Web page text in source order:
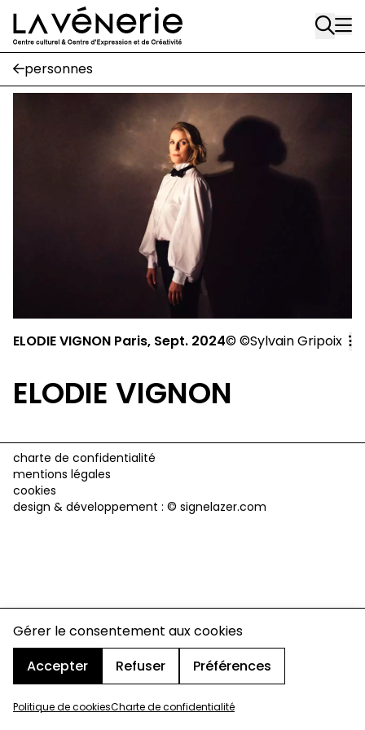
Gérer le consentement aux cookies
Accepter
Refuser Préférences
Politique de cookiesCharte de confidentialité
Aller au contenu principal
Rue Gratès, 3
1170 Watermael-Boitsfort
02 663 85 50
1170 Watermael-Boitsfort
- version papier
A
personnes
ELODIE VIGNON Paris, Sept. 2024©©Sylvain Gripoix
ELODIE VIGNON
charte de confidentialité
mentions légales
cookies
design & développement : © signelazer.com